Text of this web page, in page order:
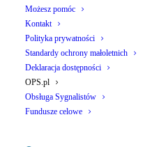
Możesz pomóc
Kontakt
Polityka prywatności
Standardy ochrony małoletnich
Deklaracja dostępności
OPS.pl
Obsługa Sygnalistów
Fundusze celowe